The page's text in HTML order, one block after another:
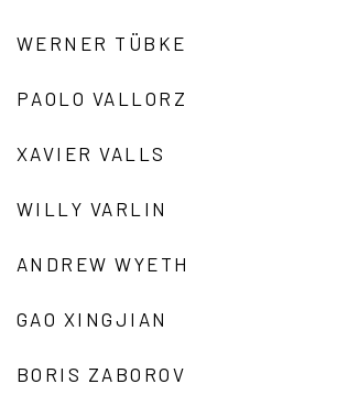
WERNER TÜBKE
PAOLO VALLORZ
XAVIER VALLS
WILLY VARLIN
ANDREW WYETH
GAO XINGJIAN
BORIS ZABOROV